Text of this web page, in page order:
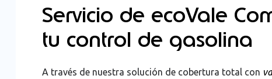
Servicio de ecoVale
tu control de gasolina
A través de nuestra solución de cobertura total con